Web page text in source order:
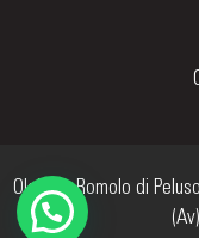
Oleificio Romolo di